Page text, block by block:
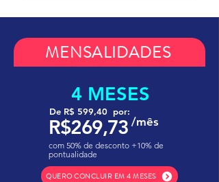
MENSALIDADES
4 MESES
De R$ 599,40 por:
R$269,73 /mês
com 50% de desconto +10% de
pontualidade
QUERO CONCLUIR EM 4 MESES